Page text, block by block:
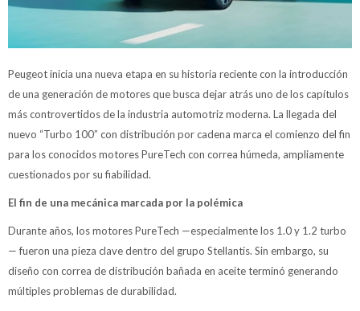
Peugeot inicia una nueva etapa en su historia reciente con la introducción
de una generación de motores que busca dejar atrás uno de los capítulos
más controvertidos de la industria automotriz moderna. La llegada del
nuevo “Turbo 100” con distribución por cadena marca el comienzo del fin
para los conocidos motores PureTech con correa húmeda, ampliamente
cuestionados por su fiabilidad.
El fin de una mecánica marcada por la polémica
Durante años, los motores PureTech —especialmente los 1.0 y 1.2 turbo
— fueron una pieza clave dentro del grupo Stellantis. Sin embargo, su
diseño con correa de distribución bañada en aceite terminó generando
múltiples problemas de durabilidad.